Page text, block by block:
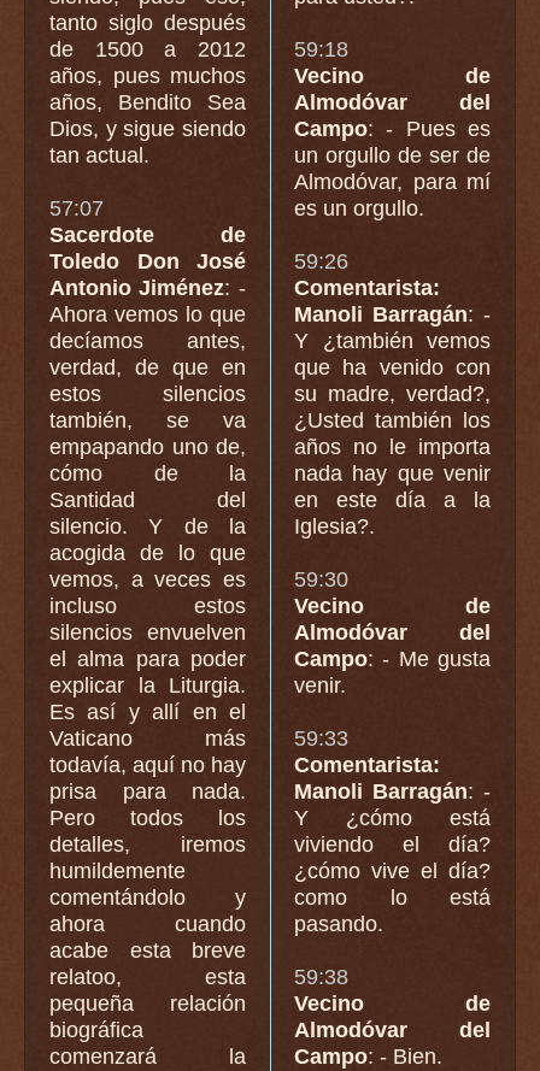
tanto siglo después
de 1500 a 2012
años, pues muchos
años, Bendito Sea
Dios, y sigue siendo
tan actual.
57:07
Sacerdote de
Toledo Don José
Antonio Jiménez: -
Ahora vemos lo que
decíamos antes,
verdad, de que en
estos silencios
también, se va
empapando uno de,
cómo de la
Santidad del
silencio. Y de la
acogida de lo que
vemos, a veces es
incluso estos
silencios envuelven
el alma para poder
explicar la Liturgia.
Es así y allí en el
Vaticano más
todavía, aquí no hay
prisa para nada.
Pero todos los
detalles, iremos
humildemente
comentándolo y
ahora cuando
acabe esta breve
relatoo, esta
pequeña relación
biográfica
comenzará la
59:18
Vecino de
Almodóvar del
Campo: - Pues es
un orgullo de ser de
Almodóvar, para mí
es un orgullo.
59:26
Comentarista:
Manoli Barragán: -
Y ¿también vemos
que ha venido con
su madre, verdad?,
¿Usted también los
años no le importa
nada hay que venir
en este día a la
Iglesia?.
59:30
Vecino de
Almodóvar del
Campo: - Me gusta
venir.
59:33
Comentarista:
Manoli Barragán: -
Y ¿cómo está
viviendo el día?
¿cómo vive el día?
como lo está
pasando.
59:38
Vecino de
Almodóvar del
Campo: - Bien.